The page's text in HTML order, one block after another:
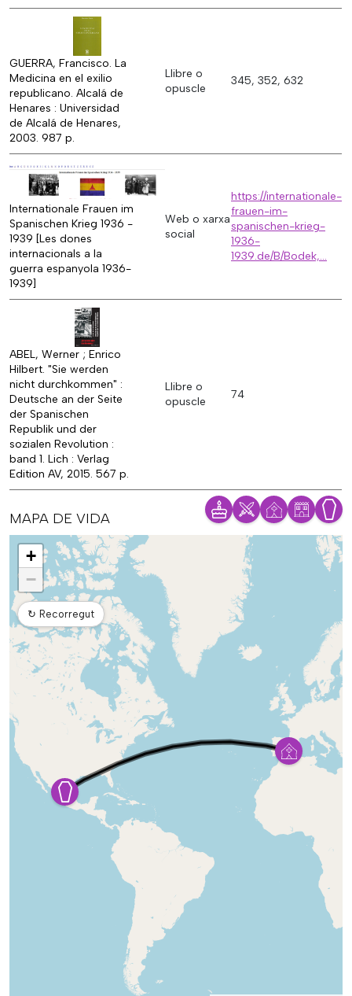
GUERRA, Francisco. La
Medicina en el exilio
republicano. Alcalá de
Henares : Universidad
de Alcalá de Henares,
2003. 987 p.
Llibre o
opuscle
345, 352, 632
Internationale Frauen im
Spanischen Krieg 1936 -
1939 [Les dones
internacionals a la
guerra espanyola 1936-
1939]
Web o xarxa
social
https://internationale-
frauen-im-
spanischen-krieg-
1936-
1939.de/B/Bodek,…
ABEL, Werner ; Enrico
Hilbert. "Sie werden
nicht durchkommen" :
Deutsche an der Seite
der Spanischen
Republik und der
sozialen Revolution :
band 1. Lich : Verlag
Edition AV, 2015. 567 p.
Llibre o
opuscle
74
MAPA DE VIDA
Mapa
+
−
↻ Recorregut